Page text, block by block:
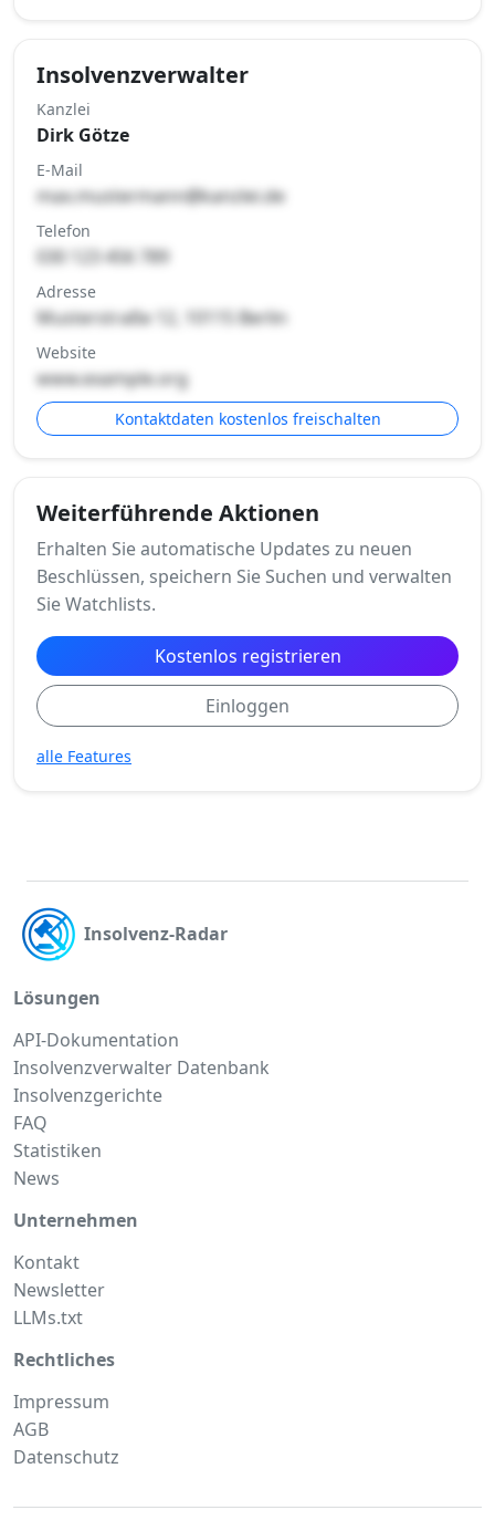
Insolvenzverwalter
Kanzlei
Dirk Götze
E-Mail
max.mustermann@kanzlei.de
Telefon
030 123 456 789
Adresse
Musterstraße 12, 10115 Berlin
Website
www.example.org
Kontaktdaten kostenlos freischalten
Weiterführende Aktionen
Erhalten Sie automatische Updates zu neuen
Beschlüssen, speichern Sie Suchen und verwalten
Sie Watchlists.
Kostenlos registrieren
Einloggen
alle Features
Insolvenz-Radar
Lösungen
API-Dokumentation
Insolvenzverwalter Datenbank
Insolvenzgerichte
FAQ
Statistiken
News
Unternehmen
Kontakt
Newsletter
LLMs.txt
Rechtliches
Impressum
AGB
Datenschutz